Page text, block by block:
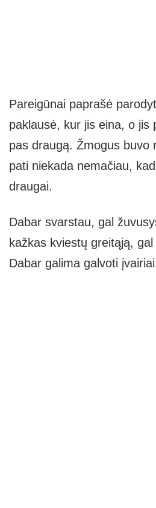
Pareigūnai paprašė
paklausė, kur jis eina, o jis
pas draugą. Žmogus buvo
pati niekada nemačiau,
draugai.
Dabar svarstau, gal
kažkas kviestų greitąją,
Dabar galima galvoti